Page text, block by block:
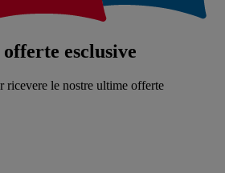
esclusive
ricevere le nostre ultime offerte